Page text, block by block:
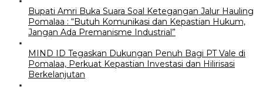
Bupati Amri Buka Suara Soal Ketegangan Jalur Hauling
Pomalaa : “Butuh Komunikasi dan Kepastian Hukum,
Jangan Ada Premanisme Industrial”
MIND ID Tegaskan Dukungan Penuh Bagi PT Vale di
Pomalaa, Perkuat Kepastian Investasi dan Hilirisasi
Berkelanjutan